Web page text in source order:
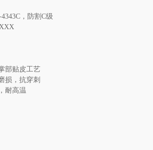
4343C，防割C级
部贴皮工艺
损，抗穿刺
耐高温